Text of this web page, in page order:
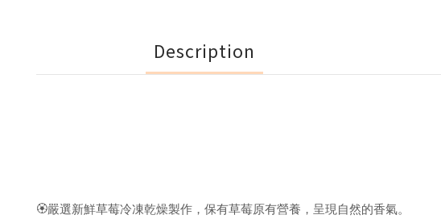
Description
🏵嚴選新鮮草莓冷凍乾燥製作，保有草莓原有營養，呈現自然的香氣。